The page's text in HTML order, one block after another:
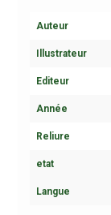
Auteur
Illustrateur
Editeur
Année
Reliure
etat
Langue